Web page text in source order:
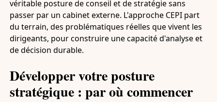
véritable posture de conseil et de stratégie sans
passer par un cabinet externe. L'approche CEPI part
du terrain, des problématiques réelles que vivent les
dirigeants, pour construire une capacité d'analyse et
de décision durable.
Développer votre posture
stratégique : par où commencer